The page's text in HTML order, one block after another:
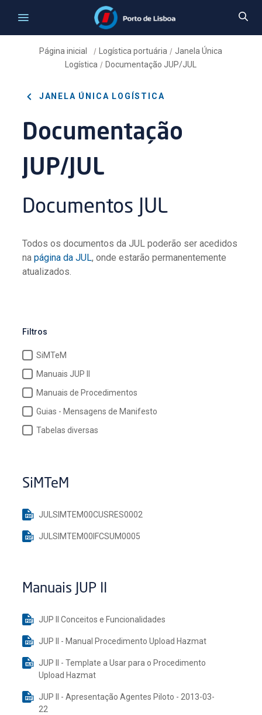
Página inicial / Logística portuária / Janela Única
Logística / Documentação JUP/JUL
JANELA ÚNICA LOGÍSTICA
Documentação
JUP/JUL
Documentos JUL
Todos os documentos da JUL poderão ser acedidos
napágina da JUL, onde estarão permanentemente
atualizados.
Filtros
SiMTeM
Manuais JUP II
Manuais de Procedimentos
Guias - Mensagens de Manifesto
Tabelas diversas
SiMTeM
JULSIMTEM00CUSRES0002
JULSIMTEM00IFCSUM0005
Manuais JUP II
JUP II Conceitos e Funcionalidades
JUP II - Manual Procedimento Upload Hazmat
JUP II - Template a Usar para o Procedimento
Upload Hazmat
JUP II - Apresentação Agentes Piloto - 2013-03-
22